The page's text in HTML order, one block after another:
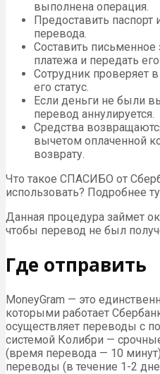
выполнена операция.
Предоставить паспорт
перевода.
Составить письменное
платежа и передать
Сотрудник проверяет
его статус.
Если деньги не были
перевод аннулируется.
Средства
вычетом оплаченной
возврату.
Что такое СПАСИБО от
использовать? Подробнее
Данная процедура займет
чтобы перевод не был
Где отправить
MoneyGram — это
которыми работает
осуществляет переводы с
системой Колибри —
(время перевода — 10
переводы (в течение 1-2